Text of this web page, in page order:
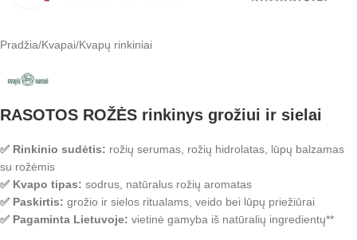
Pradžia/Kvapai/Kvapų rinkiniai
RASOTOS ROŽĖS rinkinys grožiui ir sielai
✅ Rinkinio sudėtis: rožių serumas, rožių hidrolatas, lūpų balzamas
su rožėmis
✅ Kvapo tipas: sodrus, natūralus rožių aromatas
✅ Paskirtis: grožio ir sielos ritualams, veido bei lūpų priežiūrai
✅ Pagaminta Lietuvoje: vietinė gamyba iš natūralių ingredientų**